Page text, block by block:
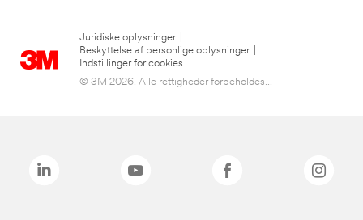
Juridiske oplysninger
Beskyttelse af personlige oplysninger
Indstillinger for cookies
© 3M 2026. Alle rettigheder forbeholdes...